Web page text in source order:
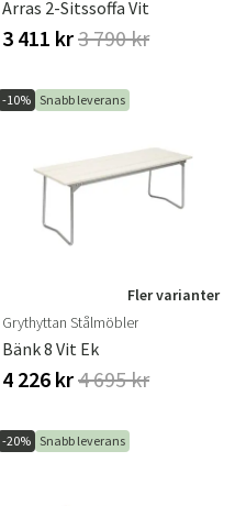
Arras 2-Sitssoffa Vit
3 411 kr3 790 kr
-10% Snabb leverans
Fler varianter
Grythyttan Stålmöbler
Bänk 8 Vit Ek
4 226 kr4 695 kr
-20% Snabb leverans